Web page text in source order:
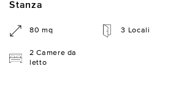
Stanza
80 mq 3 Locali
2 Camere da
letto